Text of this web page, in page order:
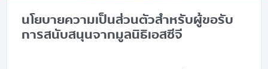
นโยบายความเป็นส่วนตัวสำหรับผู้ขอรับ
การสนับสนุนจากมูลนิธิเอสซีจี